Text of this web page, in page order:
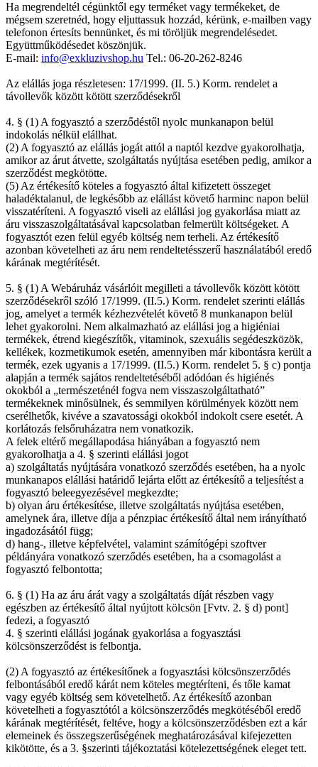
Ha megrendeltél cégünktől egy terméket vagy termékeket, de
mégsem szeretnéd, hogy eljuttassuk hozzád, kérünk, e-mailben vagy
telefonon értesíts bennünket, és mi töröljük megrendelésedet.
Együttműködésedet köszönjük.
E-mail: info@exkluzivshop.hu Tel.: 06-20-262-8246
Az elállás joga részletesen: 17/1999. (II. 5.) Korm. rendelet a
távollevők között kötött szerződésekről
4. § (1) A fogyasztó a szerződéstől nyolc munkanapon belül
indokolás nélkül elállhat.
(2) A fogyasztó az elállás jogát attól a naptól kezdve gyakorolhatja,
amikor az árut átvette, szolgáltatás nyújtása esetében pedig, amikor a
szerződést megkötötte.
(5) Az értékesítő köteles a fogyasztó által kifizetett összeget
haladéktalanul, de legkésőbb az elállást követő harminc napon belül
visszatéríteni. A fogyasztó viseli az elállási jog gyakorlása miatt az
áru visszaszolgáltatásával kapcsolatban felmerült költségeket. A
fogyasztót ezen felül egyéb költség nem terheli. Az értékesítő
azonban követelheti az áru nem rendeltetésszerű használatából eredő
kárának megtérítését.
5. § (1) A Webáruház vásárlóit megilleti a távollevők között kötött
szerződésekről szóló 17/1999. (II.5.) Korm. rendelet szerinti elállás
jog, amelyet a termék kézhezvételét követő 8 munkanapon belül
lehet gyakorolni. Nem alkalmazható az elállási jog a higiéniai
termékek, étrend kiegészítők, vitaminok, szexuális segédeszközök,
kellékek, kozmetikumok esetén, amennyiben már kibontásra került a
termék, ezek ugyanis a 17/1999. (II.5.) Korm. rendelet 5. § c) pontja
alapján a termék sajátos rendeltetéséből adódóan és higiénés
okokból a „természeténél fogva nem visszaszolgáltatható”
termékeknek minősülnek, és semmilyen körülmények között nem
cserélhetők, kivéve a szavatossági okokból indokolt csere esetét. A
korlátozás felsőruházatra nem vonatkozik.
A felek eltérő megállapodása hiányában a fogyasztó nem
gyakorolhatja a 4. § szerinti elállási jogot
a) szolgáltatás nyújtására vonatkozó szerződés esetében, ha a nyolc
munkanapos elállási határidő lejárta előtt az értékesítő a teljesítést a
fogyasztó beleegyezésével megkezdte;
b) olyan áru értékesítése, illetve szolgáltatás nyújtása esetében,
amelynek ára, illetve díja a pénzpiac értékesítő által nem irányítható
ingadozásától függ;
d) hang-, illetve képfelvétel, valamint számítógépi szoftver
példányára vonatkozó szerződés esetében, ha a csomagolást a
fogyasztó felbontotta;
6. § (1) Ha az áru árát vagy a szolgáltatás díját részben vagy
egészben az értékesítő által nyújtott kölcsön [Fvtv. 2. § d) pont]
fedezi, a fogyasztó
4. § szerinti elállási jogának gyakorlása a fogyasztási
kölcsönszerződést is felbontja.
(2) A fogyasztó az értékesítőnek a fogyasztási kölcsönszerződés
felbontásából eredő kárát nem köteles megtéríteni, és tőle kamat
vagy egyéb költség sem követelhető. Az értékesítő azonban
követelheti a fogyasztótól a kölcsönszerződés megkötéséből eredő
kárának megtérítését, feltéve, hogy a kölcsönszerződésben ezt a kár
elemeinek és összegszerűségének meghatározásával kifejezetten
kikötötte, és a 3. §szerinti tájékoztatási kötelezettségének eleget tett.